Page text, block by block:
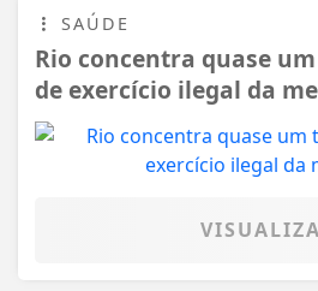
SAÚDE
Rio concentra quase
de exercício ilegal da